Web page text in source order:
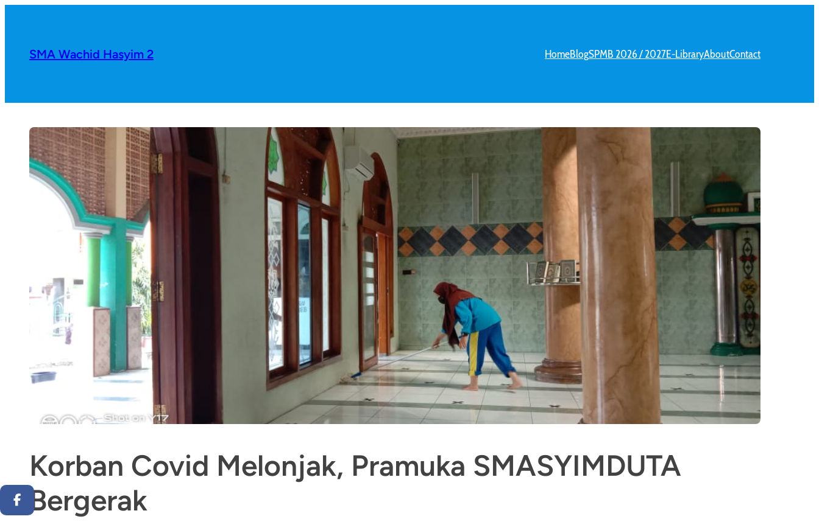
SMA Wachid Hasyim 2 HomeBlogSPMB 2026 / 2027E-LibraryAboutContact
Korban Covid Melonjak, Pramuka SMASYIMDUTA
Bergerak
Facebook